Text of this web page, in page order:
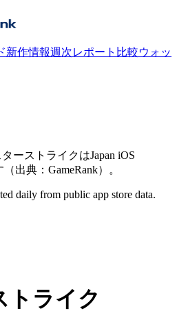
新作情報週次レポート 比較ウォッ
ーストライクはJapan iOS
出典：GameRank）。
daily from public app store data.
トライク